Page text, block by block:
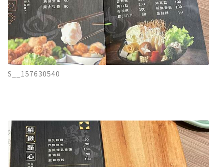
S__157630540